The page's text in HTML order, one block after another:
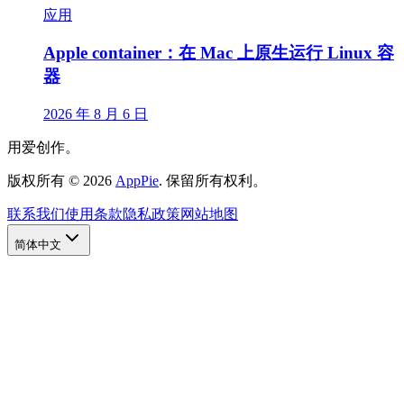
应用
Apple container：在 Mac 上原生运行 Linux 容
器
2026 年 8 月 6 日
用爱创作。
版权所有 © 2026 AppPie. 保留所有权利。
联系我们使用条款隐私政策网站地图
简体中文